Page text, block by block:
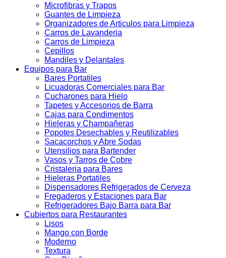
Microfibras y Trapos
Guantes de Limpieza
Organizadores de Articulos para Limpieza
Carros de Lavanderia
Carros de Limpieza
Cepillos
Mandiles y Delantales
Equipos para Bar
Bares Portatiles
Licuadoras Comerciales para Bar
Cucharones para Hielo
Tapetes y Accesorios de Barra
Cajas para Condimentos
Hieleras y Champañeras
Popotes Desechables y Reutilizables
Sacacorchos y Abre Sodas
Utensilios para Bartender
Vasos y Tarros de Cobre
Cristaleria para Bares
Hieleras Portatiles
Dispensadores Refrigerados de Cerveza
Fregaderos y Estaciones para Bar
Refrigeradores Bajo Barra para Bar
Cubiertos para Restaurantes
Lisos
Mango con Borde
Moderno
Textura